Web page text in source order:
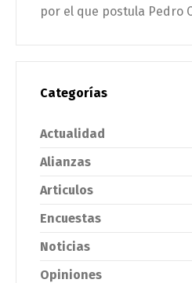
por el que postula Pedro
Categorías
Actualidad
Alianzas
Articulos
Encuestas
Noticias
Opiniones